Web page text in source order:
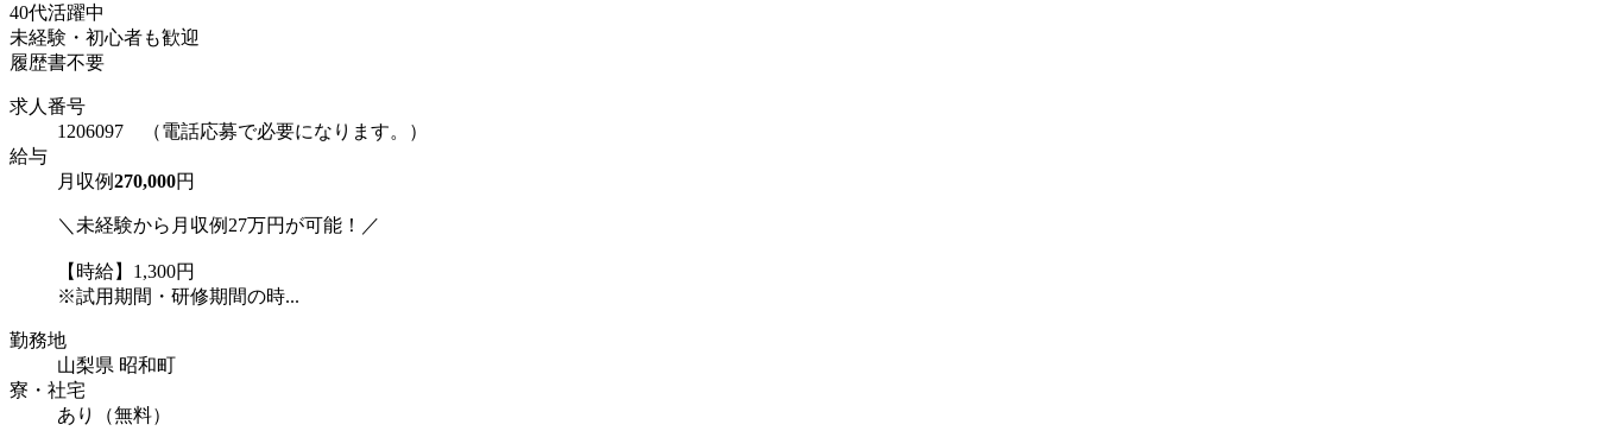
40代活躍中
未経験・初心者も歓迎
履歴書不要
求人番号
1206097 （電話応募で必要になります。）
給与
月収例270,000円
＼未経験から月収例27万円が可能！／
【時給】1,300円
※試用期間・研修期間の時...
勤務地
山梨県 昭和町
寮・社宅
あり（無料）